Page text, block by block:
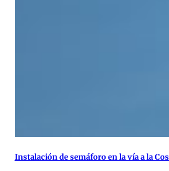
Instalación de semáforo en la vía a la